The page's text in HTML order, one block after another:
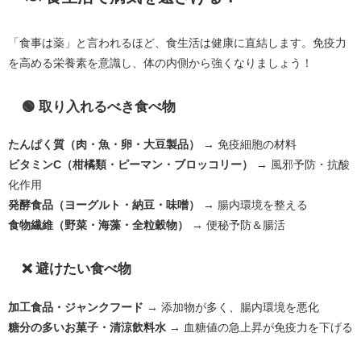
「食事は薬」と言われるほど、食生活は健康に直結します。免疫力
を高める栄養素を意識し、体の内側から強くなりましょう！
🟢 取り入れるべき食べ物
たんぱく質（肉・魚・卵・大豆製品）
→ 免疫細胞の材料
ビタミンC（柑橘類・ピーマン・ブロッコリー）
→ 風邪予防・抗酸
化作用
発酵食品（ヨーグルト・納豆・味噌）
→ 腸内環境を整える
食物繊維（野菜・海藻・全粒穀物）
→ 便秘予防＆腸活
❌ 避けたい食べ物
加工食品・ジャンクフード → 添加物が多く、腸内環境を悪化
糖分の多いお菓子・清涼飲料水 → 血糖値の急上昇が免疫力を下げる